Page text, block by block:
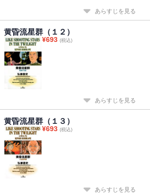
あらすじを見る
黄昏流星群（１２）
¥693 (税込)
あらすじを見る
黄昏流星群（１３）
¥693 (税込)
あらすじを見る